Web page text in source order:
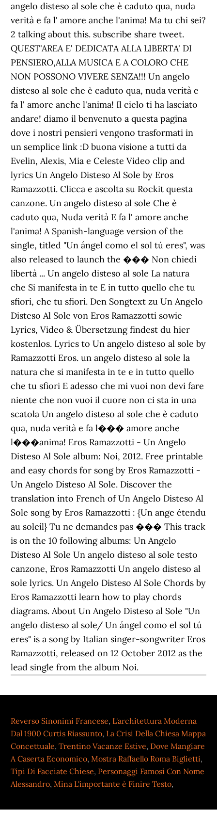
angelo disteso al sole che è caduto qua, nuda
verità e fa l' amore anche l'anima! Ma tu chi sei?
2 talking about this. subscribe share tweet.
QUEST'AREA E' DEDICATA ALLA LIBERTA' DI
PENSIERO,ALLA MUSICA E A COLORO CHE
NON POSSONO VIVERE SENZA!!! Un angelo
disteso al sole che è caduto qua, nuda verità e
fa l' amore anche l'anima! Il cielo ti ha lasciato
andare! diamo il benvenuto a questa pagina
dove i nostri pensieri vengono trasformati in
un semplice link :D buona visione a tutti da
Evelin, Alexis, Mia e Celeste Video clip and
lyrics Un Angelo Disteso Al Sole by Eros
Ramazzotti. Clicca e ascolta su Rockit questa
canzone. Un angelo disteso al sole Che è
caduto qua, Nuda verità E fa l' amore anche
l'anima! A Spanish-language version of the
single, titled "Un ángel como el sol tú eres", was
also released to launch the ��� Non chiedi
libertà ... Un angelo disteso al sole La natura
che Si manifesta in te E in tutto quello che tu
sfiori, che tu sfiori. Den Songtext zu Un Angelo
Disteso Al Sole von Eros Ramazzotti sowie
Lyrics, Video & Übersetzung findest du hier
kostenlos. Lyrics to Un angelo disteso al sole by
Ramazzotti Eros. un angelo disteso al sole la
natura che si manifesta in te e in tutto quello
che tu sfiori E adesso che mi vuoi non devi fare
niente che non vuoi il cuore non ci sta in una
scatola Un angelo disteso al sole che è caduto
qua, nuda verità e fa l��� amore anche
l���anima! Eros Ramazzotti - Un Angelo
Disteso Al Sole album: Noi, 2012. Free printable
and easy chords for song by Eros Ramazzotti -
Un Angelo Disteso Al Sole. Discover the
translation into French of Un Angelo Disteso Al
Sole song by Eros Ramazzotti : {Un ange étendu
au soleil} Tu ne demandes pas ��� This track
is on the 10 following albums: Un Angelo
Disteso Al Sole Un angelo disteso al sole testo
canzone, Eros Ramazzotti Un angelo disteso al
sole lyrics. Un Angelo Disteso Al Sole Chords by
Eros Ramazzotti learn how to play chords
diagrams. About Un Angelo Disteso al Sole "Un
angelo disteso al sole/ Un ángel como el sol tú
eres" is a song by Italian singer-songwriter Eros
Ramazzotti, released on 12 October 2012 as the
lead single from the album Noi.
Reverso Sinonimi Francese, L'architettura Moderna
Dal 1900 Curtis Riassunto, La Crisi Della Chiesa Mappa
Concettuale,Trentino Vacanze Estive, Dove Mangiare
A Caserta Economico,Mostra Raffaello Roma Biglietti,
Tipi Di Facciate Chiese, Personaggi Famosi Con Nome
Alessandro,Mina L'importante è Finire Testo,